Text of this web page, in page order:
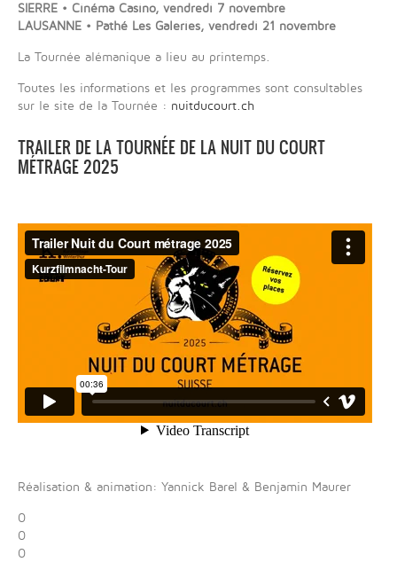
SIERRE • Cinéma Casino, vendredi 7 novembre
LAUSANNE • Pathé Les Galeries, vendredi 21 novembre
La Tournée alémanique a lieu au printemps.
Toutes les informations et les programmes sont consultables
sur le site de la Tournée : nuitducourt.ch
TRAILER DE LA TOURNÉE DE LA NUIT DU COURT
MÉTRAGE 2025
Réalisation & animation: Yannick Barel & Benjamin Maurer
0
0
0